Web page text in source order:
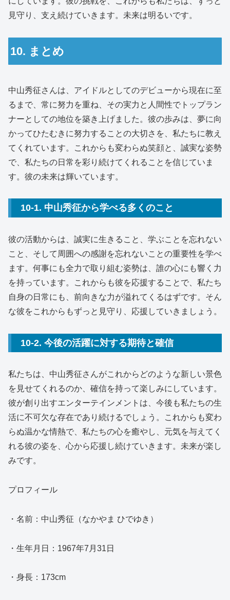
見守り、支え続けていきます。未来は明るいです。
10. まとめ
中山秀征さんは、アイドルとしてのデビューから現在に至
るまで、常に努力を重ね、その実力と人間性でトップラン
ナーとしての地位を築き上げました。彼の歩みは、夢に向
かってひたむきに努力することの大切さを、私たちに教え
てくれています。これからも変わらぬ笑顔と、誠実な姿勢
で、私たちの日常を彩り続けてくれることを信じていま
す。彼の未来は輝いています。
10-1. 中山秀征から学べる多くのこと
彼の活動からは、誠実に生きること、学ぶことを忘れない
こと、そして周囲への感謝を忘れないことの重要性を学べ
ます。何事にも全力で取り組む姿勢は、誰の心にも響く力
を持っています。これからも彼を応援することで、私たち
自身の日常にも、前向きな力が溢れてくるはずです。そん
な彼をこれからもずっと見守り、応援していきましょう。
10-2. 今後の活躍に対する期待と確信
私たちは、中山秀征さんがこれからどのような新しい景色
を見せてくれるのか、確信を持って楽しみにしています。
彼が創り出すエンターテインメントは、今後も私たちの生
活に不可欠な存在であり続けるでしょう。これからも変わ
らぬ温かな情熱で、私たちの心を癒やし、元気を与えてく
れる彼の姿を、心から応援し続けていきます。未来が楽し
みです。
プロフィール
・名前：中山秀征（なかやま ひでゆき）
・生年月日：1967年7月31日
・身長：173cm